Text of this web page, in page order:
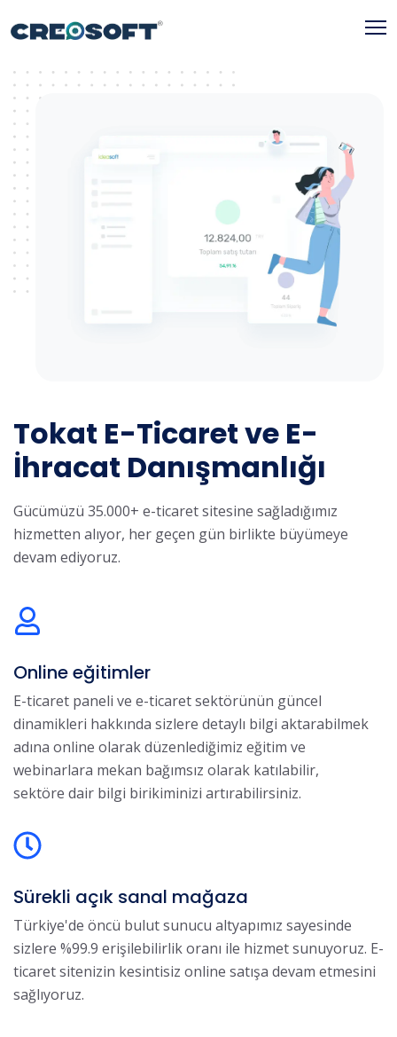
Tokat E-Ticaret ve E-
İhracat Danışmanlığı
Gücümüzü 35.000+ e-ticaret sitesine sağladığımız
hizmetten alıyor, her geçen gün birlikte büyümeye
devam ediyoruz.
Online eğitimler
E-ticaret paneli ve e-ticaret sektörünün güncel
dinamikleri hakkında sizlere detaylı bilgi aktarabilmek
adına online olarak düzenlediğimiz eğitim ve
webinarlara mekan bağımsız olarak katılabilir,
sektöre dair bilgi birikiminizi artırabilirsiniz.
Sürekli açık sanal mağaza
Türkiye'de öncü bulut sunucu altyapımız sayesinde
sizlere %99.9 erişilebilirlik oranı ile hizmet sunuyoruz. E-
ticaret sitenizin kesintisiz online satışa devam etmesini
sağlıyoruz.